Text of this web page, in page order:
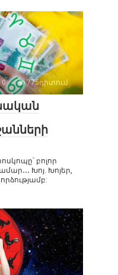
0 775դիտում
բոլոր
Խոյ. Խոյեր,